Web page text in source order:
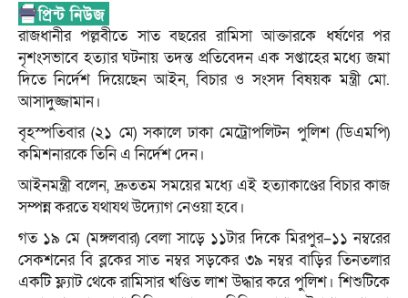
রাজধানীর পল্লবীতে সাত বছরের রামিসা আক্তারকে ধর্ষণের পর
নৃশংসভাবে হত্যার ঘটনায় তদন্ত প্রতিবেদন এক সপ্তাহের মধ্যে জমা
দিতে নির্দেশ দিয়েছেন আইন, বিচার ও সংসদ বিষয়ক মন্ত্রী মো.
আসাদুজ্জামান।
বৃহস্পতিবার (২১ মে) সকালে ঢাকা মেট্রোপলিটন পুলিশ (ডিএমপি)
কমিশনারকে তিনি এ নির্দেশ দেন।
আইনমন্ত্রী বলেন, দ্রুততম সময়ের মধ্যে এই হত্যাকাণ্ডের বিচার কাজ
সম্পন্ন করতে যথাযথ উদ্যোগ নেওয়া হবে।
গত ১৯ মে (মঙ্গলবার) বেলা সাড়ে ১১টার দিকে মিরপুর–১১ নম্বরের
সেকশনের বি ব্লকের সাত নম্বর সড়কের ৩৯ নম্বর বাড়ির তিনতলার
একটি ফ্ল্যাট থেকে রামিসার খণ্ডিত লাশ উদ্ধার করে পুলিশ। শিশুটিকে